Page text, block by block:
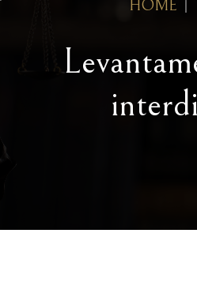
HOME